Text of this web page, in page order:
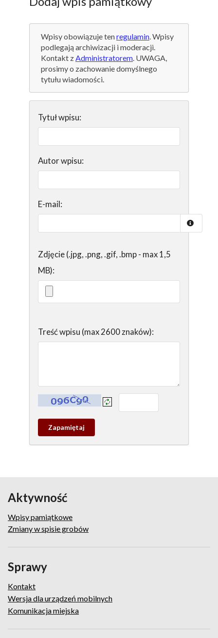
Wpisy obowiązuje tenregulamin. Wpisy
podlegają archiwizacji i moderacji.
Kontakt zAdministratorem. UWAGA,
prosimy o zachowanie domyślnego
tytułu wiadomości.
Tytuł wpisu:
Autor wpisu:
E-mail:
Zdjęcie (.jpg, .png, .gif, .bmp - max 1,5
MB):
Treść wpisu (max 2600 znaków):
Kontrola - wprowadź tekst z obrazka:
Zapamietaj
wpis
Aktywność
Wpisy pamiątkowe
Zmiany w spisie grobów
Sprawy
Kontakt
Wersja dla urządzeń mobilnych
Komunikacja miejska